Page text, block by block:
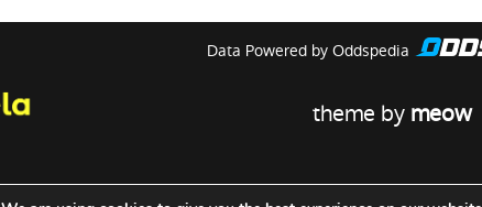
Data Powered by Oddspedia
theme by meow